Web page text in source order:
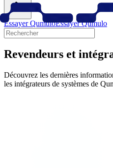
Essayer QumuloEssayer Qumulo
Revendeurs et
Découvrez les dernières
les intégrateurs de systèmes de